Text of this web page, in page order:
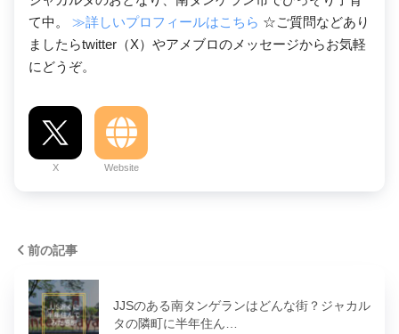
て中。 ≫詳しいプロフィールはこちら ☆ご質問などあり
ましたらtwitter（X）やアメブロのメッセージからお気軽
にどうぞ。
X Website
前の記事
JJSのある南タンゲランはどんな街？ジャカル
タの隣町に半年住ん…